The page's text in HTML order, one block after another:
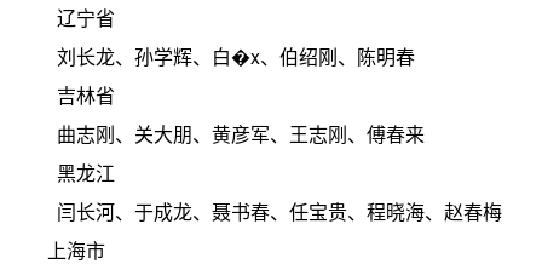
辽宁省
刘长龙、孙学辉、白�x、伯绍刚、陈明春
吉林省
曲志刚、关大朋、黄彦军、王志刚、傅春来
黑龙江
闫长河、于成龙、聂书春、任宝贵、程晓海、赵春梅
上海市